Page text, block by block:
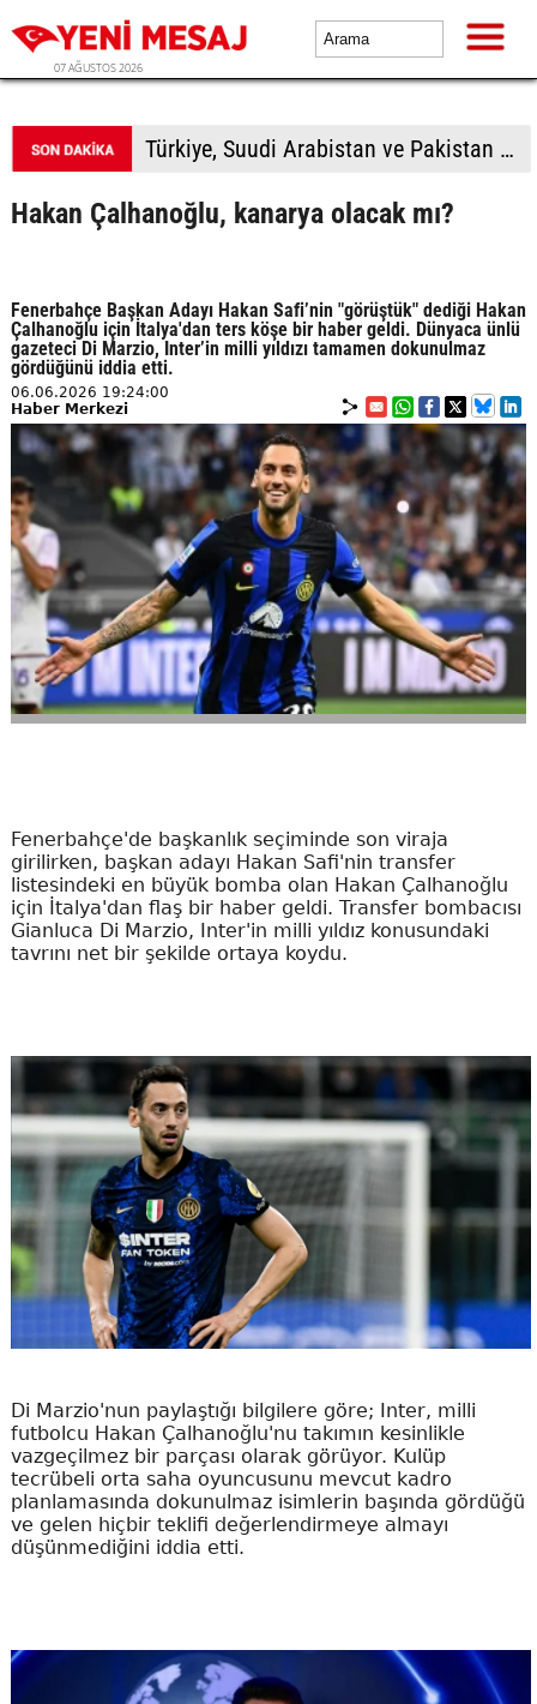
07 AĞUSTOS 2026
Avcılar Belediyesine yönelik soruşturmada 12 kişi adliyede
Hakan Çalhanoğlu, kanarya olacak mı?
Fenerbahçe Başkan Adayı Hakan Safi’nin "görüştük" dediği Hakan
Çalhanoğlu için İtalya'dan ters köşe bir haber geldi. Dünyaca ünlü
gazeteci Di Marzio, Inter’in milli yıldızı tamamen dokunulmaz
gördüğünü iddia etti.
06.06.2026 19:24:00
Haber Merkezi
Fenerbahçe'de başkanlık seçiminde son viraja
girilirken, başkan adayı Hakan Safi'nin transfer
listesindeki en büyük bomba olan Hakan Çalhanoğlu
için İtalya'dan flaş bir haber geldi. Transfer bombacısı
Gianluca Di Marzio, Inter'in milli yıldız konusundaki
tavrını net bir şekilde ortaya koydu.
Di Marzio'nun paylaştığı bilgilere göre; Inter, milli
futbolcu Hakan Çalhanoğlu'nu takımın kesinlikle
vazgeçilmez bir parçası olarak görüyor. Kulüp
tecrübeli orta saha oyuncusunu mevcut kadro
planlamasında dokunulmaz isimlerin başında gördüğü
ve gelen hiçbir teklifi değerlendirmeye almayı
düşünmediğini iddia etti.